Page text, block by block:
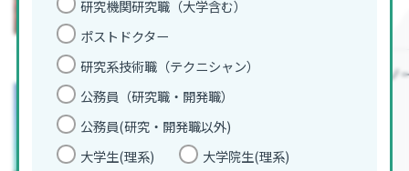
【日本の偉人】日本人初のノ
研究機関研究職（大学含む）
ポストドクター
研究系技術職（テクニシャン）
公務員（研究職・開発職）
公務員(研究・開発職以外)
大学生(理系)
大学院生(理系)